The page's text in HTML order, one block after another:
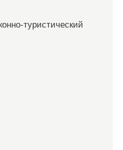
туристический